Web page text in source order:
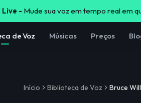
Live - Mude sua voz em tempo real em
de Voz Músicas Preços
Início Biblioteca de Voz Bruce